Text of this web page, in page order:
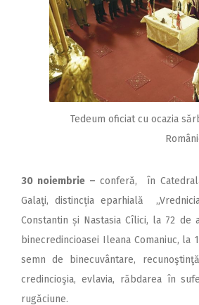
Tedeum oficiat cu ocazia
30 noiembrie – conferă, în
Galaţi, distincția eparhială
Constantin și Nastasia Cîlici, la 72 de
binecredincioasei Ileana Comaniuc, la
semn de binecuvântare,
credincioşia, evlavia, răbdarea în
rugăciune.